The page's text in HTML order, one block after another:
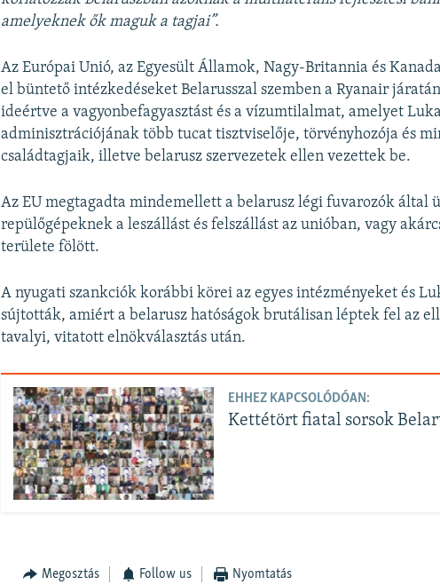
amelyeknek ők maguk a tagjai”.
Az Európai Unió, az Egyesült Államok, Nagy-Britannia és
el büntető intézkedéseket Belarusszal szemben a Ryanair
ideértve a vagyonbefagyasztást és a vízumtilalmat, amelyet
adminisztrációjának több tucat tisztviselője, törvényhozója és
családtagjaik, illetve belarusz szervezetek ellen vezettek be.
Az EU megtagadta mindemellett a belarusz légi fuvarozók által
repülőgépeknek a leszállást és felszállást az unióban, vagy
területe fölött.
A nyugati szankciók korábbi körei az egyes intézményeket és
sújtották, amiért a belarusz hatóságok brutálisan léptek fel az
tavalyi, vitatott elnökválasztás után.
EHHEZ KAPCSOLÓDÓAN:
Kettétört fiatal sorsok
Megosztás Follow us Nyomtatás